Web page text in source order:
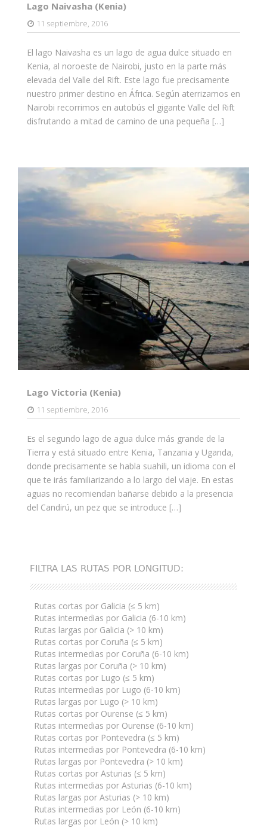
Lago Naivasha (Kenia)
11 septiembre, 2016
El lago Naivasha es un lago de agua dulce situado en
Kenia, al noroeste de Nairobi, justo en la parte más
elevada del Valle del Rift. Este lago fue precisamente
nuestro primer destino en África. Según aterrizamos en
Nairobi recorrimos en autobús el gigante Valle del Rift
disfrutando a mitad de camino de una pequeña […]
Lago Victoria (Kenia)
11 septiembre, 2016
Es el segundo lago de agua dulce más grande de la
Tierra y está situado entre Kenia, Tanzania y Uganda,
donde precisamente se habla suahili, un idioma con el
que te irás familiarizando a lo largo del viaje. En estas
aguas no recomiendan bañarse debido a la presencia
del Candirú, un pez que se introduce […]
FILTRA LAS RUTAS POR LONGITUD:
Rutas cortas por Galicia (≤ 5 km)
Rutas intermedias por Galicia (6-10 km)
Rutas largas por Galicia (> 10 km)
Rutas cortas por Coruña (≤ 5 km)
Rutas intermedias por Coruña (6-10 km)
Rutas largas por Coruña (> 10 km)
Rutas cortas por Lugo (≤ 5 km)
Rutas intermedias por Lugo (6-10 km)
Rutas largas por Lugo (> 10 km)
Rutas cortas por Ourense (≤ 5 km)
Rutas intermedias por Ourense (6-10 km)
Rutas cortas por Pontevedra (≤ 5 km)
Rutas intermedias por Pontevedra (6-10 km)
Rutas largas por Pontevedra (> 10 km)
Rutas cortas por Asturias (≤ 5 km)
Rutas intermedias por Asturias (6-10 km)
Rutas largas por Asturias (> 10 km)
Rutas intermedias por León (6-10 km)
Rutas largas por León (> 10 km)